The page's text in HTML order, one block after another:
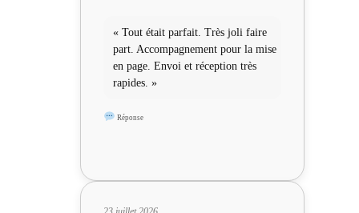
« Tout était parfait. Très joli faire
part. Accompagnement pour la mise
en page. Envoi et réception très
rapides. »
Réponse